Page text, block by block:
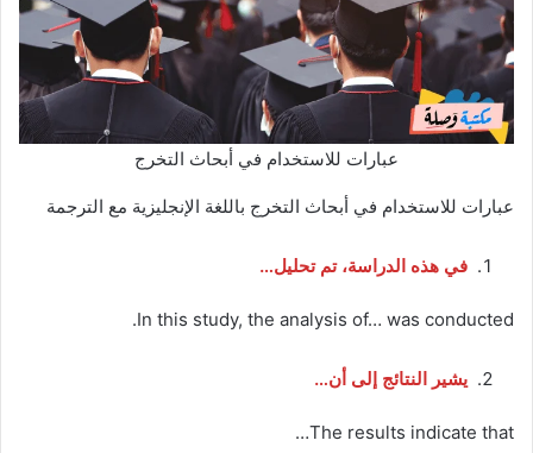
عبارات للاستخدام في أبحاث التخرج
عبارات للاستخدام في أبحاث التخرج باللغة الإنجليزية مع الترجمة
في هذه الدراسة، تم تحليل…
In this study, the analysis of… was conducted.
يشير النتائج إلى أن…
The results indicate that…